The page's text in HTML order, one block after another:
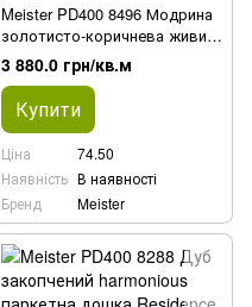
Meister PD400 8496 Модрина
золотисто-коричнева живий
паркетна дошка Residence
3 880.0 грн/кв.м
Купити
Ціна
74.50
Наявність В наявності
Бренд
Meister